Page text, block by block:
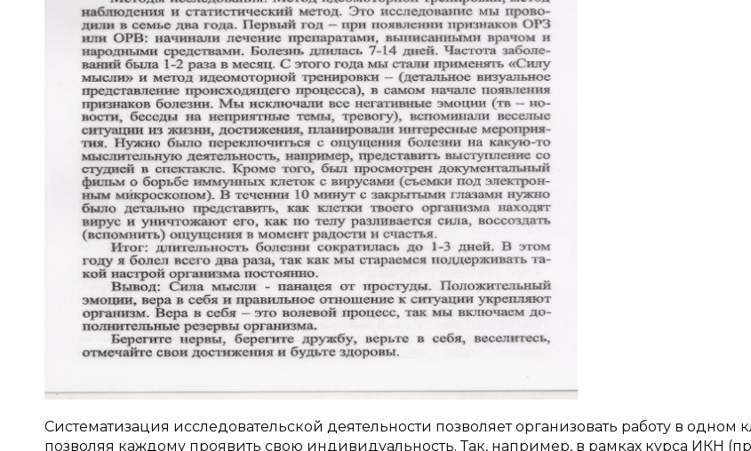
Систематизация исследовательской деятельности позволяет организовать работу в одном
позволяя каждому проявить свою индивидуальность. Так, например, в рамках курса ИКН